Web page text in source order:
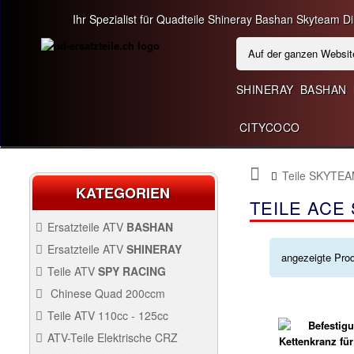
Ihr Spezialist für Quadteile Shineray Bashan Skyteam
SHINERAY BASHAN
CITYCOCO
KATEGORIEN
Ersatzteile ATV BASHAN
Ersatzteile ATV SHINERAY
QUAD SHINERAY 300
Teile ATV SPY RACING
Chinese Quad 200ccm
200CCM
Teile ATV 110cc - 125cc
125CC
ATV-Teile Elektrische CRZ
Teile
TEILE ACE
angezeigte